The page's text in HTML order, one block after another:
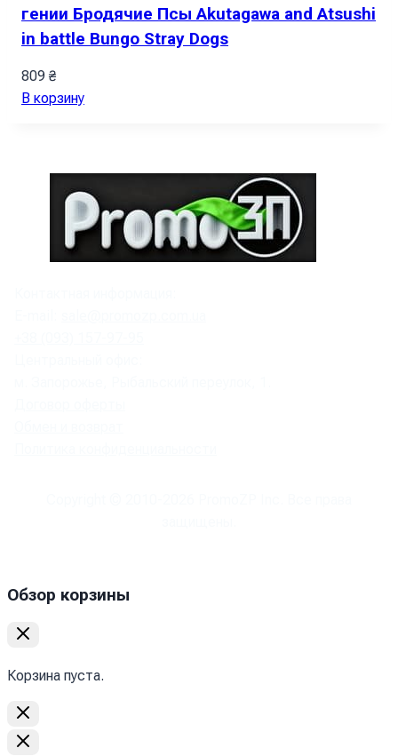
гении Бродячие Псы Akutagawa and Atsushi
in battle Bungo Stray Dogs
809 ₴
В корзину
Обзор корзины
Корзина пуста.